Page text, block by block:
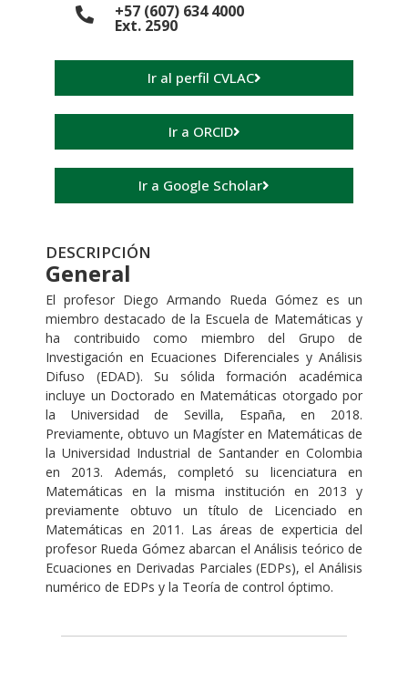
+57 (607) 634 4000
Ext. 2590
Ir al perfil CVLAC
Ir a ORCID
Ir a Google Scholar
DESCRIPCIÓN
General
El profesor Diego Armando Rueda Gómez es un
miembro destacado de la Escuela de Matemáticas y
ha contribuido como miembro del Grupo de
Investigación en Ecuaciones Diferenciales y Análisis
Difuso (EDAD). Su sólida formación académica
incluye un Doctorado en Matemáticas otorgado por
la Universidad de Sevilla, España, en 2018.
Previamente, obtuvo un Magíster en Matemáticas de
la Universidad Industrial de Santander en Colombia
en 2013. Además, completó su licenciatura en
Matemáticas en la misma institución en 2013 y
previamente obtuvo un título de Licenciado en
Matemáticas en 2011. Las áreas de experticia del
profesor Rueda Gómez abarcan el Análisis teórico de
Ecuaciones en Derivadas Parciales (EDPs), el Análisis
numérico de EDPs y la Teoría de control óptimo.